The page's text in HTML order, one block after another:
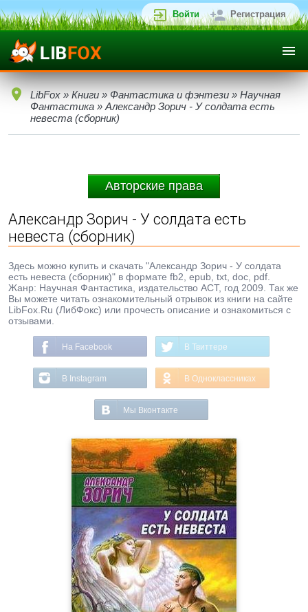
Войти Регистрация
LibFox » Книги » Фантастика и фэнтези » Научная
Фантастика » Александр Зорич - У солдата есть
невеста (сборник)
Авторские права
Александр Зорич - У солдата есть
невеста (сборник)
Здесь можно купить и скачать "Александр Зорич - У солдата
есть невеста (сборник)" в формате fb2, epub, txt, doc, pdf.
Жанр: Научная Фантастика, издательство АСТ, год 2009. Так же
Вы можете читать ознакомительный отрывок из книги на сайте
LibFox.Ru (ЛибФокс) или прочесть описание и ознакомиться с
отзывами.
На Facebook В Твиттере
В Instagram В Одноклассниках
Мы Вконтакте